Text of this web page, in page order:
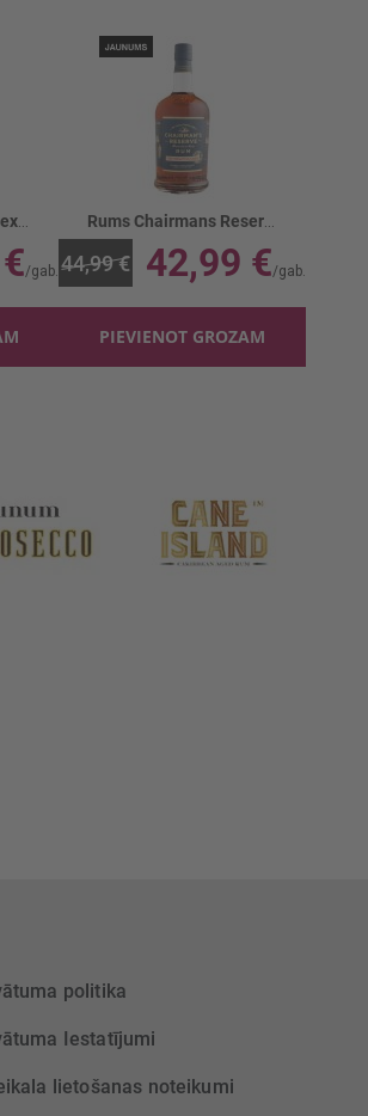
Krekls AlkOutlet Unisex Wine tasting balts Rums Chairmans Reserve Forgotten Casks 40%
44,99 € 42,99 €
PIEVIENOT GROZAM
politika
Iestatījumi
lietošanas noteikumi